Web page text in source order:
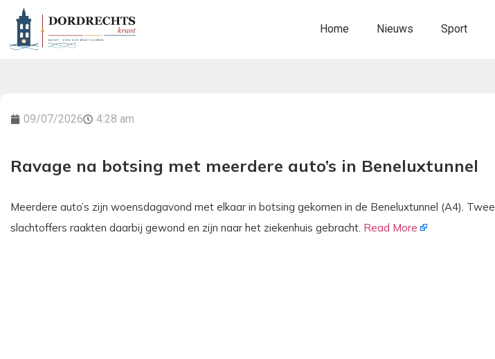
Home Nieuws Sport
09/07/2026 4:28 am
Ravage na botsing met meerdere auto’s in Beneluxtunnel
Meerdere auto’s zijn woensdagavond met elkaar in botsing gekomen in de Beneluxtunnel (A4). Twee
slachtoffers raakten daarbij gewond en zijn naar het ziekenhuis gebracht. Read More